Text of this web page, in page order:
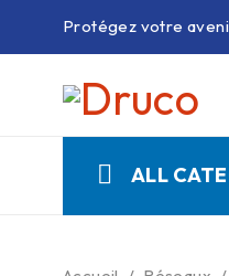
Protégez votre
ALL